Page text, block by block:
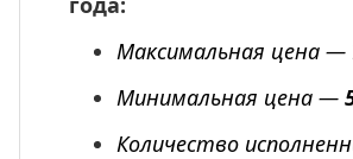
Максимальная цена —
Минимальная цена —
Количество